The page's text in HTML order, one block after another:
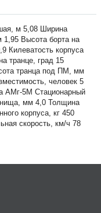
м 5,08 Ширина
Высота борта на
Килеватость корпуса
транце, град 15
транца под ПМ, мм
человек 5
АМг-5М Стационарный
мм 4,0 Толщина
корпуса, кг 450
скорость, км/ч 78